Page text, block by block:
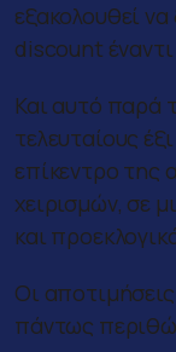
εξακολουθεί
discount
Και αυτό παρά
τελευταίους
επίκεντρο της
χειρισμών, σε
και
Οι
πάντως